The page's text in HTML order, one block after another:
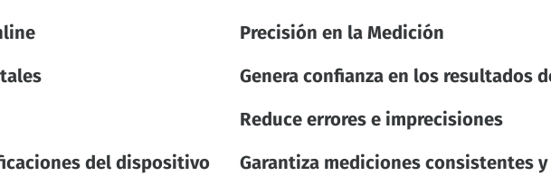
Precisión en la Medición
Genera confianza en los resultados
Reduce errores e imprecisiones
del dispositivo
Garantiza mediciones consistentes